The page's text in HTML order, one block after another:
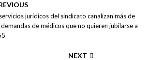
jurídicos del sindicato canalizan más de
de médicos que no quieren jubilarse a
NEXT